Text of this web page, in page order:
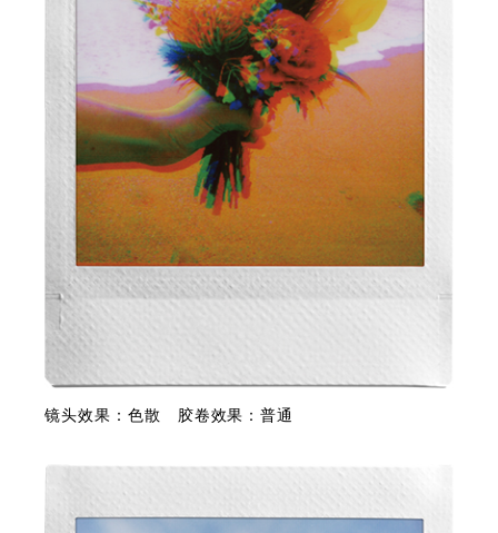
镜头效果：色散 胶卷效果：普通